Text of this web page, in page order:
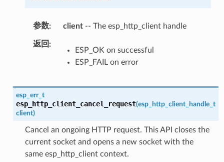
参数 client-- The esp_http_client handle
返回
ESP_OK on successful
ESP_FAIL on error
esp_err_t
esp_http_client_cancel_request(esp_http_client_handle_t
client)
Cancel an ongoing HTTP request. This API closes the
current socket and opens a new socket with the
same esp_http_client context.